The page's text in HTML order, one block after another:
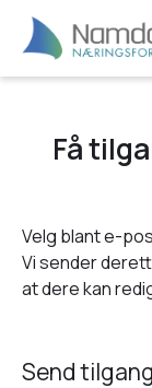
Få
Velg blant e-
Vi sender
at dere kan
Send